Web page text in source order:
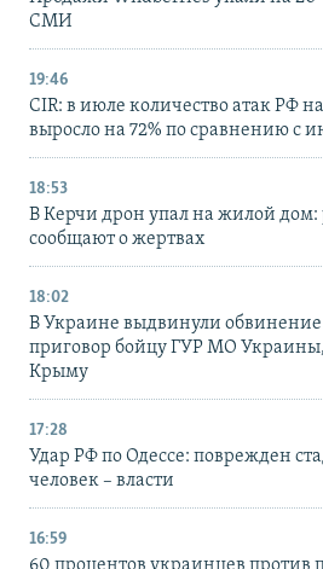
СМИ
19:46
CIR: в июле количество атак РФ
выросло на 72% по сравнению с
18:53
В Керчи дрон упал на жилой дом:
сообщают о жертвах
18:02
В Украине выдвинули
приговор бойцу ГУР МО
Крыму
17:28
Удар РФ по Одессе: поврежден
человек – власти
16:59